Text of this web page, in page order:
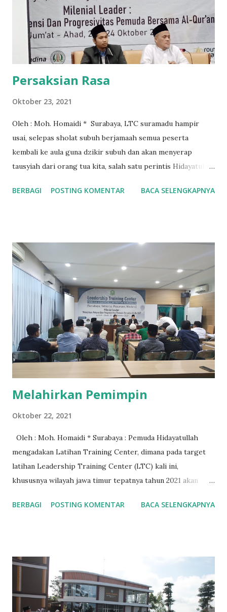
dengan menahan tangannya saat berkuasa ingin membalas,
maka tentu dia akan mendapatkan kenikmatan dalam tatanan
kehidupan. Jika tidak? Apa yang akan terjadi? Nama baiknya
tercemar, keluarganya malu, dan pasti sengsara ...
Persaksian Rasa
Oktober 23, 2021
Oleh : Moh. Homaidi * Surabaya, LTC suramadu hampir
usai, selepas sholat subuh berjamaah semua peserta
kembali ke aula guna dzikir subuh dan akan menyerap
tausyiah dari orang tua kita, salah satu perintis Hidayatullah
Bandung. Selesai peserta berdzikir, acara di lanjutkan
saat di Hidayatullah. Sebelum gabung dengan Hidayatullah,
Beliau pernah kuliah di ITB dan mendapatkan beasiswa, saat
itu Rp.190.000. Pada Tahun 1992 beliau mulai bergabung
dengan Hidayatullah Bandung, selama tiga tahun ditempa
dan diarahkan, sehingga beliau siap tugas ke daerah.
Intruksi keluar Beliau di tugaskan ke kota surabaya,
tepatnya pada tahun 1995, pada saat yang sama istri beliau
hamil, tapi keadaan tersebut tidak membuat ustadz
kelahiran bandung ini surut d...
BERBAGI POSTING KOMENTAR BACA SELENGKAPNYA
Melahirkan Pemimpin
Oktober 22, 2021
Oleh : Moh. Homaidi * Surabaya : Pemuda Hidayatullah
mengadakan Latihan Training Center, dimana pada target
latihan Leadership Training Center (LTC) kali ini,
khususnya wilayah jawa timur tepatnya tahun 2021 akan
Surabaya ini merupakan kegiatan kedua setelah kota Batu,
pandemi, maka target yang di canangkan berubah, sambil
lalu menyiapkan instruktur yang memadai. Hasil dari latihan
LTC inilah akan dicetak menjadi instruktur daerah yang
akan di sebar di 34 kabupaten - kota yang ada di jawa timur.
BERBAGI POSTING KOMENTAR BACA SELENGKAPNYA